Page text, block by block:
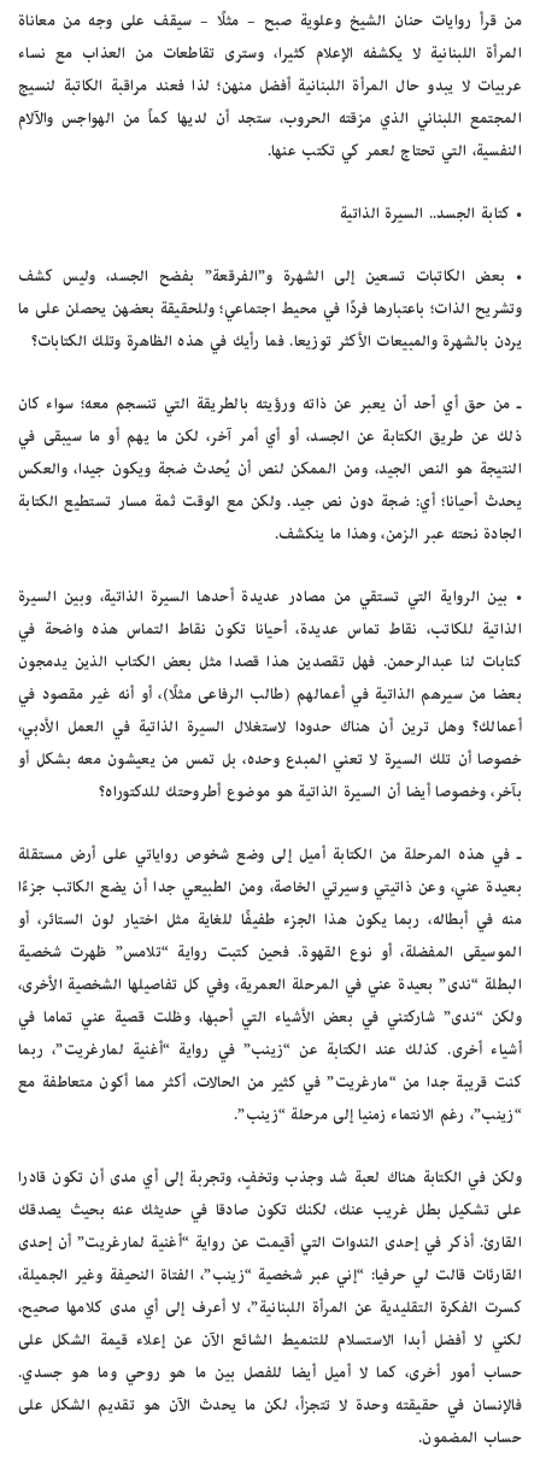
من قرأ روايات حنان الشيخ وعلوية صبح – مثلًا – سيقف على وجه من معاناة
المرأة اللبنانية لا يكشفه الإعلام كثيرا، وسترى تقاطعات من العذاب مع نساء
عربيات لا يبدو حال المرأة اللبنانية أفضل منهن؛ لذا فعند مراقبة الكاتبة لنسيج
المجتمع اللبناني الذي مزقته الحروب، ستجد أن لديها كماً من الهواجس والآلام
النفسية، التي تحتاج لعمر كي تكتب عنها.
• كتابة الجسد.. السيرة الذاتية
• بعض الكاتبات تسعين إلى الشهرة و”الفرقعة” بفضح الجسد، وليس كشف
وتشريح الذات؛ باعتبارها فردًا في محيط اجتماعي؛ وللحقيقة بعضهن يحصلن على ما
يردن بالشهرة والمبيعات الأكثر توزيعا. فما رأيك في هذه الظاهرة وتلك الكتابات؟
ـ من حق أي أحد أن يعبر عن ذاته ورؤيته بالطريقة التي تنسجم معه؛ سواء كان
ذلك عن طريق الكتابة عن الجسد، أو أي أمر آخر، لكن ما يهم أو ما سيبقى في
النتيجة هو النص الجيد، ومن الممكن لنص أن يُحدث ضجة ويكون جيدا، والعكس
يحدث أحيانا؛ أي: ضجة دون نص جيد. ولكن مع الوقت ثمة مسار تستطيع الكتابة
الجادة نحته عبر الزمن، وهذا ما ينكشف.
• بين الرواية التي تستقي من مصادر عديدة أحدها السيرة الذاتية، وبين السيرة
الذاتية للكاتب، نقاط تماس عديدة، أحيانا تكون نقاط التماس هذه واضحة في
كتابات لنا عبدالرحمن. فهل تقصدين هذا قصدا مثل بعض الكتاب الذين يدمجون
بعضا من سيرهم الذاتية في أعمالهم (طالب الرفاعى مثلًا)، أو أنه غير مقصود في
أعمالك؟ وهل ترين أن هناك حدودا لاستغلال السيرة الذاتية في العمل الأدبي،
خصوصا أن تلك السيرة لا تعني المبدع وحده، بل تمس من يعيشون معه بشكل أو
بآخر، وخصوصا أيضا أن السيرة الذاتية هو موضوع أطروحتك للدكتوراه؟
ـ في هذه المرحلة من الكتابة أميل إلى وضع شخوص رواياتي على أرض مستقلة
بعيدة عني، وعن ذاتيتي وسيرتي الخاصة، ومن الطبيعي جدا أن يضع الكاتب جزءًا
منه في أبطاله، ربما يكون هذا الجزء طفيفًا للغاية مثل اختيار لون الستائر، أو
الموسيقى المفضلة، أو نوع القهوة. فحين كتبت رواية “تلامس” ظهرت شخصية
البطلة “ندى” بعيدة عني في المرحلة العمرية، وفي كل تفاصيلها الشخصية الأخرى،
ولكن “ندى” شاركتني في بعض الأشياء التي أحبها، وظلت قصية عني تماما في
أشياء أخرى. كذلك عند الكتابة عن “زينب” في رواية “أغنية لمارغريت”، ربما
كنت قريبة جدا من “مارغريت” في كثير من الحالات، أكثر مما أكون متعاطفة مع
“زينب”، رغم الانتماء زمنيا إلى مرحلة “زينب”.
ولكن في الكتابة هناك لعبة شد وجذب وتخفٍ، وتجربة إلى أي مدى أن تكون قادرا
على تشكيل بطل غريب عنك، لكنك تكون صادقا في حديثك عنه بحيث يصدقك
القارئ. أذكر في إحدى الندوات التي أقيمت عن رواية “أغنية لمارغريت” أن إحدى
القارئات قالت لي حرفيا: “إني عبر شخصية “زينب”، الفتاة النحيفة وغير الجميلة،
كسرت الفكرة التقليدية عن المرأة اللبنانية”، لا أعرف إلى أي مدى كلامها صحيح،
لكني لا أفضل أبدا الاستسلام للتنميط الشائع الآن عن إعلاء قيمة الشكل على
حساب أمور أخرى، كما لا أميل أيضا للفصل بين ما هو روحي وما هو جسدي.
فالإنسان في حقيقته وحدة لا تتجزأ، لكن ما يحدث الآن هو تقديم الشكل على
حساب المضمون.